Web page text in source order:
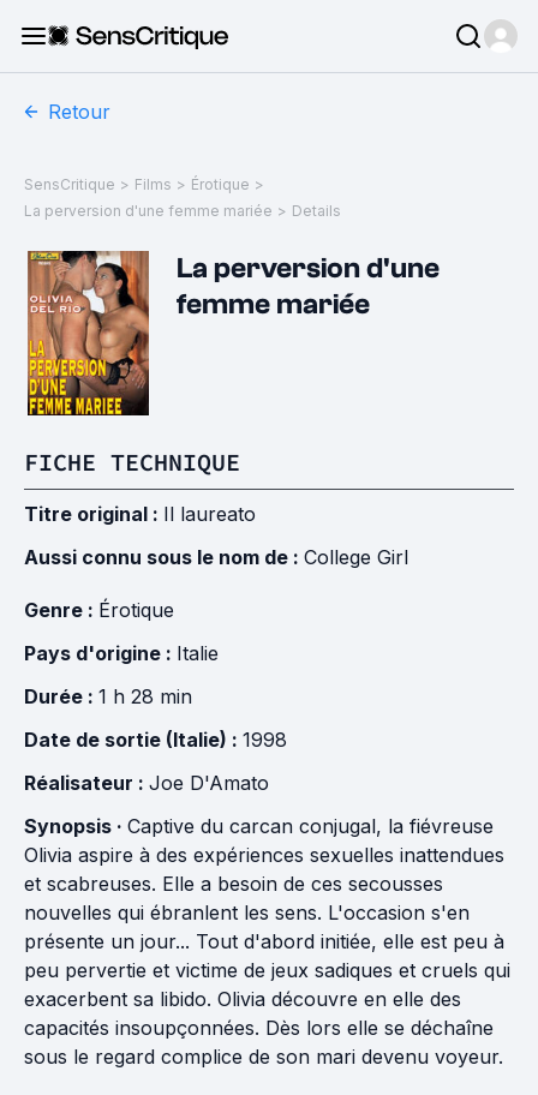
Retour
SensCritique > Films > Érotique >
La perversion d'une femme mariée > Details
La perversion d'une
femme mariée
FICHE TECHNIQUE
Titre original : Il laureato
Aussi connu sous le nom de : College Girl
Genre : Érotique
Pays d'origine : Italie
Durée : 1 h 28 min
Date de sortie (Italie) : 1998
Réalisateur : Joe D'Amato
Synopsis · Captive du carcan conjugal, la fiévreuse
Olivia aspire à des expériences sexuelles inattendues
et scabreuses. Elle a besoin de ces secousses
nouvelles qui ébranlent les sens. L'occasion s'en
présente un jour... Tout d'abord initiée, elle est peu à
peu pervertie et victime de jeux sadiques et cruels qui
exacerbent sa libido. Olivia découvre en elle des
capacités insoupçonnées. Dès lors elle se déchaîne
sous le regard complice de son mari devenu voyeur.